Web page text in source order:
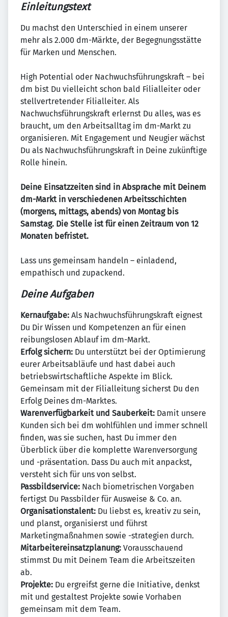
Einleitungstext
Du machst den Unterschied in einem unserer
mehr als 2.000 dm-Märkte, der Begegnungsstätte
für Marken und Menschen.
High Potential oder Nachwuchsführungskraft – bei
dm bist Du vielleicht schon bald Filialleiter oder
stellvertretender Filialleiter. Als
Nachwuchsführungskraft erlernst Du alles, was es
braucht, um den Arbeitsalltag im dm-Markt zu
organisieren. Mit Engagement und Neugier wächst
Du als Nachwuchsführungskraft in Deine zukünftige
Rolle hinein.
Deine Einsatzzeiten sind in Absprache mit Deinem
dm-Markt in verschiedenen Arbeitsschichten
(morgens, mittags, abends) von Montag bis
Samstag. Die Stelle ist für einen Zeitraum von 12
Monaten befristet.
Lass uns gemeinsam handeln – einladend,
empathisch und zupackend.
Deine Aufgaben
Kernaufgabe: Als Nachwuchsführungskraft eignest
Du Dir Wissen und Kompetenzen an für einen
reibungslosen Ablauf im dm-Markt.
Erfolg sichern: Du unterstützt bei der Optimierung
eurer Arbeitsabläufe und hast dabei auch
betriebswirtschaftliche Aspekte im Blick.
Gemeinsam mit der Filialleitung sicherst Du den
Erfolg Deines dm-Marktes.
Warenverfügbarkeit und Sauberkeit: Damit unsere
Kunden sich bei dm wohlfühlen und immer schnell
finden, was sie suchen, hast Du immer den
Überblick über die komplette Warenversorgung
und -präsentation. Dass Du auch mit anpackst,
versteht sich für uns von selbst.
Passbildservice: Nach biometrischen Vorgaben
fertigst Du Passbilder für Ausweise & Co. an.
Organisationstalent: Du liebst es, kreativ zu sein,
und planst, organisierst und führst
Marketingmaßnahmen sowie -strategien durch.
Mitarbeitereinsatzplanung: Vorausschauend
stimmst Du mit Deinem Team die Arbeitszeiten
ab.
Projekte: Du ergreifst gerne die Initiative, denkst
mit und gestaltest Projekte sowie Vorhaben
gemeinsam mit dem Team.